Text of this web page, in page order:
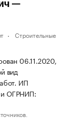
—
Строительные
06.11.2020,
вид
ИП
ОГРНИП: